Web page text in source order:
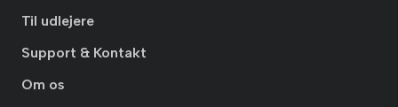
Til udlejere
Support & Kontakt
Om os